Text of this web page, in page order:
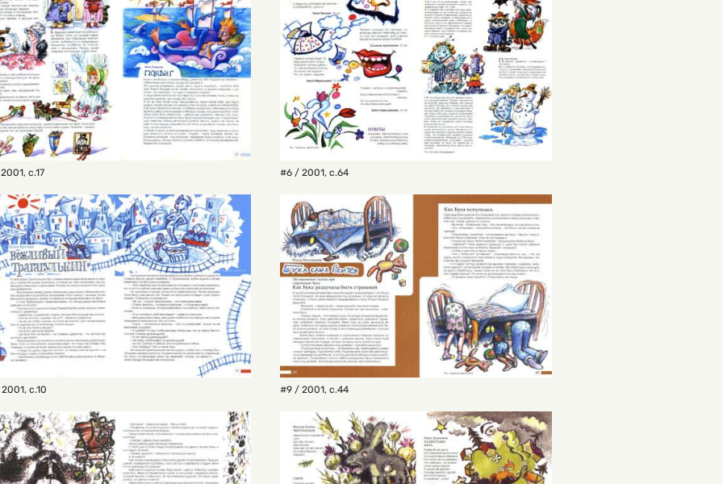
, с.17 #6 / 2001, с.64
, с.10 #9 / 2001, с.44